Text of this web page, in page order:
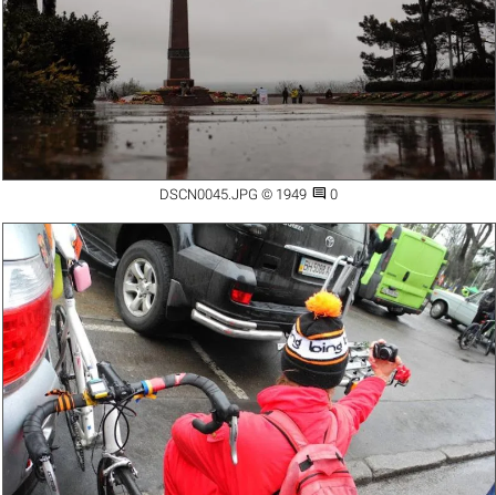
DSCN0045.JPG © 1949  0